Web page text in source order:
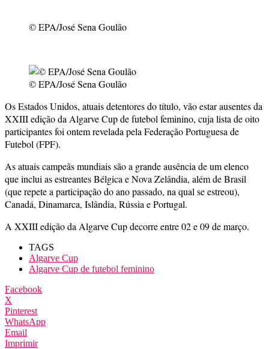
© EPA/José Sena Goulão
© EPA/José Sena Goulão
Os Estados Unidos, atuais detentores do título, vão estar ausentes da
XXIII edição da Algarve Cup de futebol feminino, cuja lista de oito
participantes foi ontem revelada pela Federação Portuguesa de
Futebol (FPF).
As atuais campeãs mundiais são a grande ausência de um elenco
que inclui as estreantes Bélgica e Nova Zelândia, além de Brasil
(que repete a participação do ano passado, na qual se estreou),
Canadá, Dinamarca, Islândia, Rússia e Portugal.
A XXIII edição da Algarve Cup decorre entre 02 e 09 de março.
TAGS
Algarve Cup
Algarve Cup de futebol feminino
Facebook
X
Pinterest
WhatsApp
Email
Imprimir